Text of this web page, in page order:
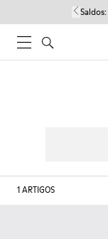
Saldos:
1ARTIGOS